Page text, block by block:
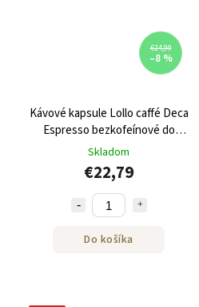
€24,99
–8 %
Kávové kapsule Lollo caffé Deca
Espresso bezkofeínové do
NESPRESSO® 100 kusov
Skladom
€22,79
Do košíka